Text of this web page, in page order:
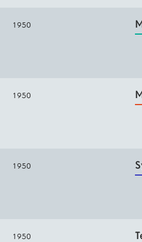
1950
1950
1950
1950